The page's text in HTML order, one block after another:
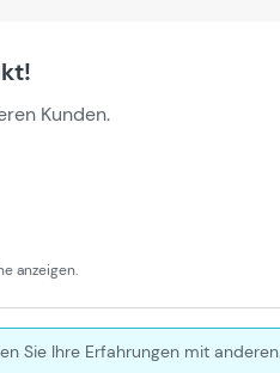
Kunden.
anzeigen.
Sie Ihre Erfahrungen mit anderen.